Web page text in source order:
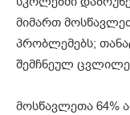
მიმართ
პრობლემებს;
შემჩნეულ
მოსწავლეთა 64%